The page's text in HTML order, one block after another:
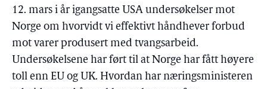
12. mars i år igangsatte USA undersøkelser mot
Norge om hvorvidt vi effektivt håndhever forbud
mot varer produsert med tvangsarbeid.
Undersøkelsene har ført til at Norge har fått høyere
toll enn EU og UK. Hvordan har næringsministeren